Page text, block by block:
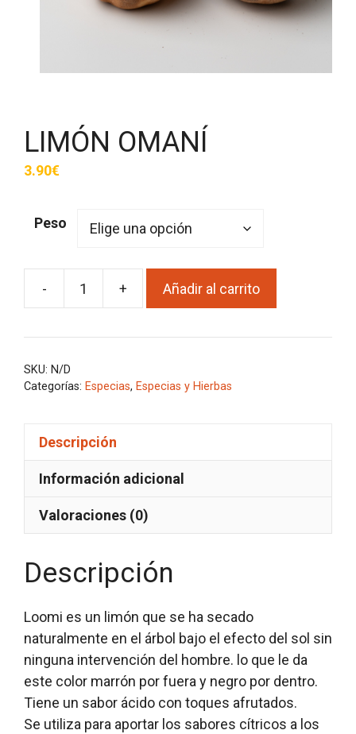
LIMÓN OMANÍ
3.90€
Peso
-
LIMÓN
cantidad
+ Añadir al carrito
SKU: N/D
Categorías: Especias, Especias y Hierbas
Descripción
Información adicional
Valoraciones (0)
Descripción
Loomi es un limón que se ha secado
naturalmente en el árbol bajo el efecto del sol sin
ninguna intervención del hombre. lo que le da
este color marrón por fuera y negro por dentro.
Tiene un sabor ácido con toques afrutados.
Se utiliza para aportar los sabores cítricos a los